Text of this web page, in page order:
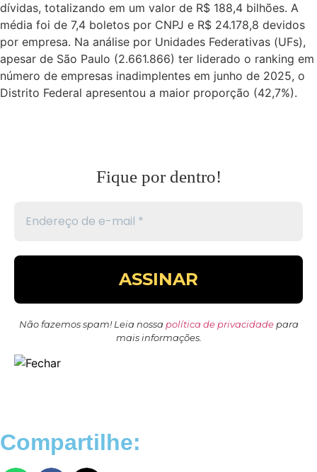
dívidas, totalizando em um valor de R$ 188,4 bilhões. A
média foi de 7,4 boletos por CNPJ e R$ 24.178,8 devidos
por empresa. Na análise por Unidades Federativas (UFs),
apesar de São Paulo (2.661.866) ter liderado o ranking em
número de empresas inadimplentes em junho de 2025, o
Distrito Federal apresentou a maior proporção (42,7%).
Fique por dentro!
Não fazemos spam! Leia nossa política de privacidadepara
mais informações.
Compartilhe: